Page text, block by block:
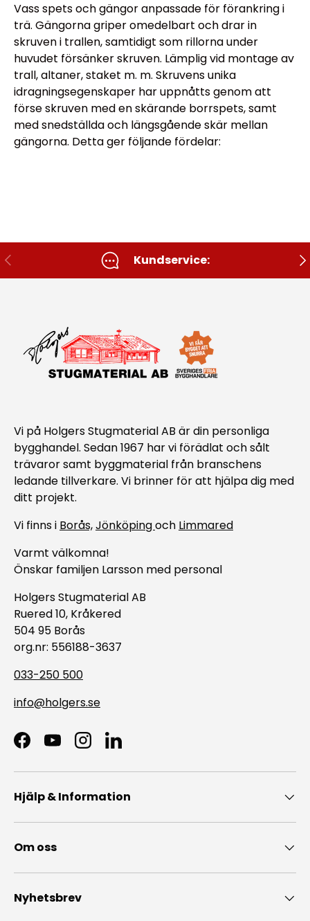
Vass spets och gängor anpassade för förankring i
trä. Gängorna griper omedelbart och drar in
skruven i trallen, samtidigt som rillorna under
huvudet försänker skruven. Lämplig vid montage av
trall, altaner, staket m. m. Skruvens unika
idragningsegenskaper har uppnåtts genom att
förse skruven med en skärande borrspets, samt
med snedställda och längsgående skär mellan
gängorna. Detta ger följande fördelar:
Tidigare Kundservice:
Vi på Holgers Stugmaterial AB är din personliga
bygghandel. Sedan 1967 har vi förädlat och sålt
trävaror samt byggmaterial från branschens
ledande tillverkare. Vi brinner för att hjälpa dig med
ditt projekt.
Vi finns i Borås,Jönköpingoch Limmared
Varmt välkomna!
Önskar familjen Larsson med personal
Holgers Stugmaterial AB
Ruered 10, Kråkered
504 95 Borås
org.nr: 556188-3637
033-250 500
info@holgers.se
Facebook
YouTubeInstagramLinkedIn
Hjälp & Information
Om oss
Nyhetsbrev